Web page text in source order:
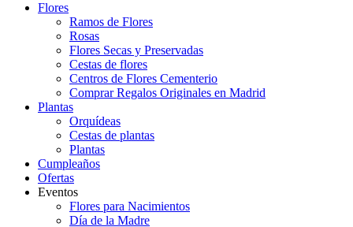
Flores
Ramos de Flores
Rosas
Flores Secas y Preservadas
Cestas de flores
Centros de Flores Cementerio
Comprar Regalos Originales en Madrid
Plantas
Orquídeas
Cestas de plantas
Plantas
Cumpleaños
Ofertas
Eventos
Flores para Nacimientos
Día de la Madre